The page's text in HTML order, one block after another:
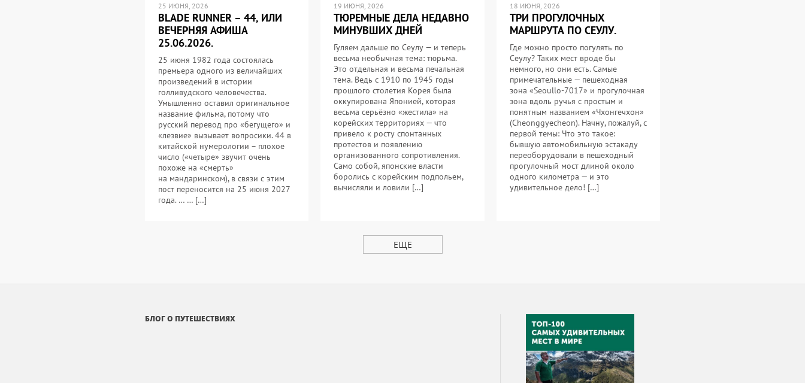
25 ИЮНЯ, 2026
BLADE RUNNER – 44, ИЛИ
ВЕЧЕРНЯЯ АФИША
25.06.2026.
25 июня 1982 года состоялась
премьера одного из величайших
произведений в истории
голливудского человечества.
Умышленно оставил оригинальное
название фильма, потому что
русский перевод про «бегущего» и
«лезвие» вызывает вопросики. 44 в
китайской нумерологии – плохое
число («четыре» звучит очень
похоже на «смерть»
на мандаринском), в связи с этим
пост переносится на 25 июня 2027
года. … … […]
19 ИЮНЯ, 2026
ТЮРЕМНЫЕ ДЕЛА НЕДАВНО
МИНУВШИХ ДНЕЙ
Гуляем дальше по Сеулу — и теперь
весьма необычная тема: тюрьма.
Это отдельная и весьма печальная
тема. Ведь с 1910 по 1945 годы
прошлого столетия Корея была
оккупирована Японией, которая
весьма серьёзно «жестила» на
корейских территориях — что
привело к росту спонтанных
протестов и появлению
организованного сопротивления.
Само собой, японские власти
боролись с корейским подпольем,
вычисляли и ловили […]
18 ИЮНЯ, 2026
ТРИ ПРОГУЛОЧНЫХ
МАРШРУТА ПО СЕУЛУ.
Где можно просто погулять по
Сеулу? Таких мест вроде бы
немного, но они есть. Самые
примечательные — пешеходная
зона «Seoullo-7017» и прогулочная
зона вдоль ручья с простым и
понятным названием «Чхонгечхон»
(Cheonggyecheon). Начну, пожалуй, с
первой темы: Что это такое:
бывшую автомобильную эстакаду
переоборудовали в пешеходный
прогулочный мост длиной около
одного километра — и это
удивительное дело! […]
ЕЩЕ
БЛОГ О ПУТЕШЕСТВИЯХ